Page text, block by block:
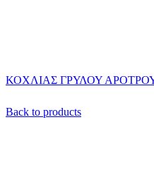
ΚΟΧΛΙΑΣ ΓΡΥΛΟΥ ΑΡΟΤΡΟΥ
Back to products